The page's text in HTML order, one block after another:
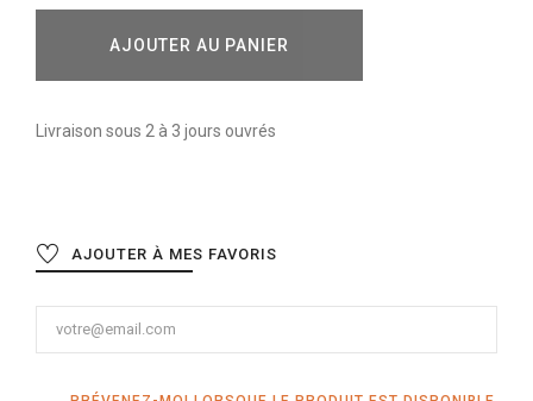
AJOUTER AU PANIER
Livraison sous 2 à 3 jours ouvrés
AJOUTER À MES FAVORIS